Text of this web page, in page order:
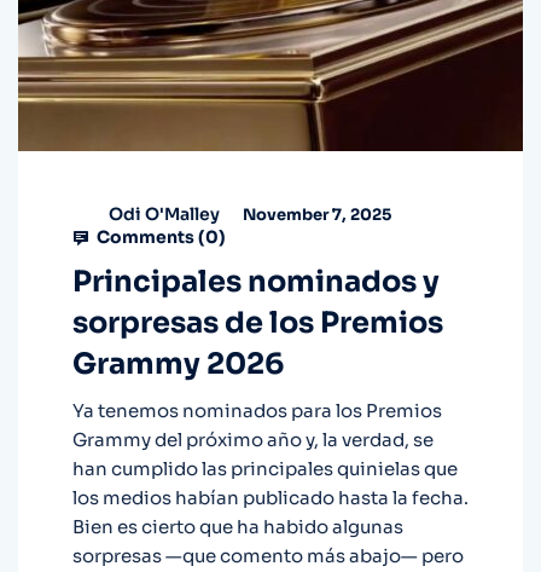
Odi O'Malley November 7, 2025
Comments (0)
Principales nominados y
sorpresas de los Premios
Grammy 2026
Ya tenemos nominados para los Premios
Grammy del próximo año y, la verdad, se
han cumplido las principales quinielas que
los medios habían publicado hasta la fecha.
Bien es cierto que ha habido algunas
sorpresas —que comento más abajo— pero